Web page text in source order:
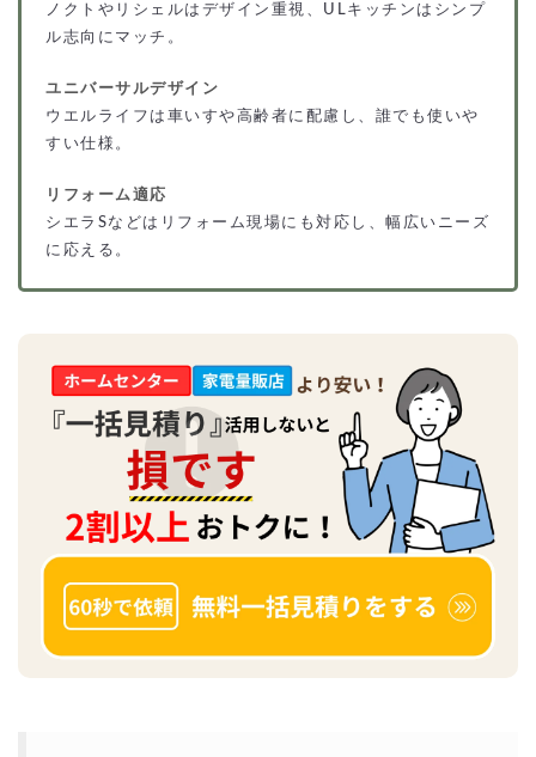
ノクトやリシェルはデザイン重視、ULキッチンはシンプ
ル志向にマッチ。
ユニバーサルデザイン
ウエルライフは車いすや高齢者に配慮し、誰でも使いや
すい仕様。
リフォーム適応
シエラSなどはリフォーム現場にも対応し、幅広いニーズ
に応える。